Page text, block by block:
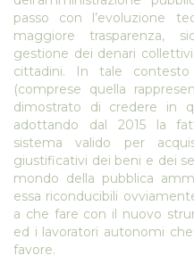
passo con l’evoluzione
maggiore trasparenza,
gestione dei denari
cittadini. In tale contesto
(comprese quella
dimostrato di credere in
adottando dal 2015 la
sistema valido per
giustificativi dei beni e dei
mondo della pubblica
essa riconducibili
a che fare con il nuovo
ed i lavoratori autonomi
favore.